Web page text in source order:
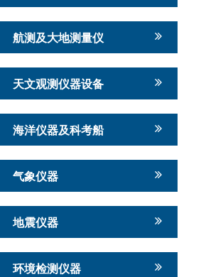
航测及大地测量仪
天文观测仪器设备
海洋仪器及科考船
气象仪器
地震仪器
环境检测仪器